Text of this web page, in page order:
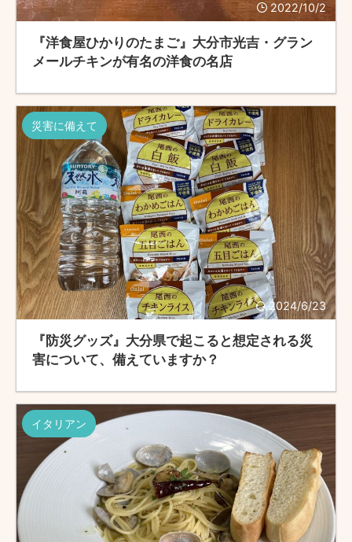
2022/10/2
『洋食屋ひかりのたまご』大分市光吉・グラン
メールチキンが有名の洋食の名店
2024/6/23
災害に備えて
『防災グッズ』大分県で起こると想定される災
害について、備えていますか？
イタリアン